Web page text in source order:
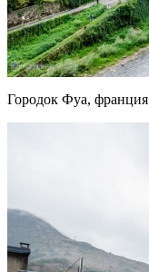
Городок Фуа, франция